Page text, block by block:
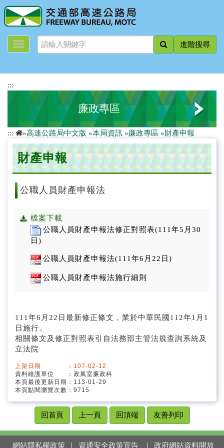
跳
到
主
進階搜尋
:::
廉政專區
廉政平臺
廉政專線
廉政政策
廉政宣導
財產申報
廉政法規
廉政剪影
網站連結
::: »高速公路局中文版 »本局資訊 » 廉政專區 »財產申報
財產申報
公職人員財產申報法
檔案下載
公職人員財產申報法修正對照表(111年5月30
日)
公職人員財產申報法(111年6月22日)
公職人員財產申報法施行細則
111年6月22日最新修正條文，業於中華民國112年1月1
日施行。
相關條文及修正對照表引自法務部主管法規查詢系統及
立法院
上架日期 ：107-02-12
資料維護單位 ：政風室廉政科
本頁最後更新日期：113-01-29
本頁點閱瀏覽次數：9715
回首頁 上一頁 回頂端 友善列印
網站隱私權政策 資通安全政策宣告 政府網站資料開放